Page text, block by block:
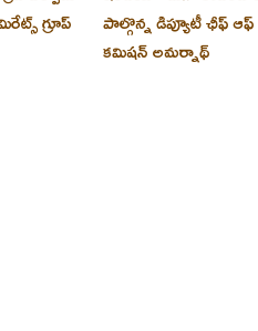
గ్రూప్
పాల్గొన్న డిప్యూటీ ఛీఫ్ ఆఫ్
కమిషన్ అమర్నాథ్